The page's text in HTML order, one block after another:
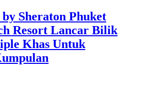
Sheraton Phuket
Resort Lancar Bilik
Khas Untuk